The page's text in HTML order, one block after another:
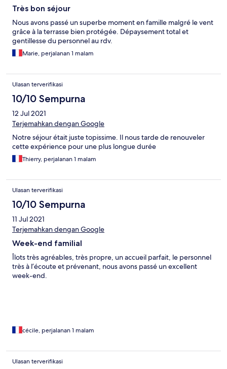
Très bon séjour
Nous avons passé un superbe moment en famille malgré le vent
grâce à la terrasse bien protégée. Dépaysement total et
gentillesse du personnel au rdv.
Marie, perjalanan 1 malam
Ulasan terverifikasi
10/10 Sempurna
12 Jul 2021
Terjemahkan dengan Google
Notre séjour était juste topissime. Il nous tarde de renouveler
cette expérience pour une plus longue durée
Thierry, perjalanan 1 malam
Ulasan terverifikasi
10/10 Sempurna
11 Jul 2021
Terjemahkan dengan Google
Week-end familial
Îlots très agréables, très propre, un accueil parfait, le personnel
très à l’écoute et prévenant, nous avons passé un excellent
week-end.
cécile, perjalanan 1 malam
Ulasan terverifikasi